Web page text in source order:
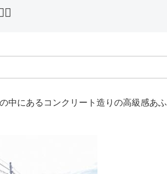
中にあるコンクリート造りの高級感あふ